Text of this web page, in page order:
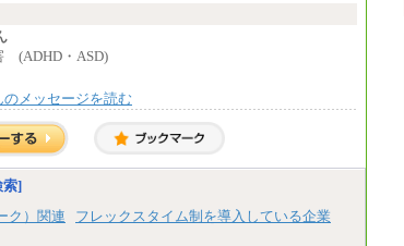
■I&Jデジタルイノベーション(株)
※詳細はJTBキャリアサイトよりご確認くだ
さい。
＜有期社員コース＞
有期契約職 月給185,000～195,000円
計：250,000円
月給：25万3,400円～
※固定残業代20時間分を手当に含む(33,900円
～)
※20時間を超過した場合は別途支給
※試用期間中も給与に変更はございません
※固定残業代20時間分を手当に含む(33,900円
(ADHD・ASD)
のメッセージを読む
索]
ク）関連
フレックスタイム制を導入している企業